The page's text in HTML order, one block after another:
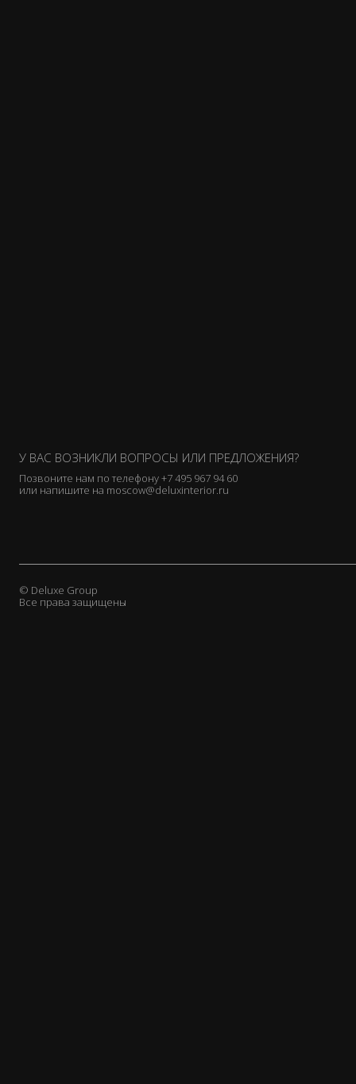
У ВАС ВОЗНИКЛИ ВОПРОСЫ ИЛИ ПРЕДЛОЖЕНИЯ?
Позвоните нам по телефону+7 495 967 94 60
или напишите на moscow@deluxinterior.ru
© Deluxe Group
Все права защищены